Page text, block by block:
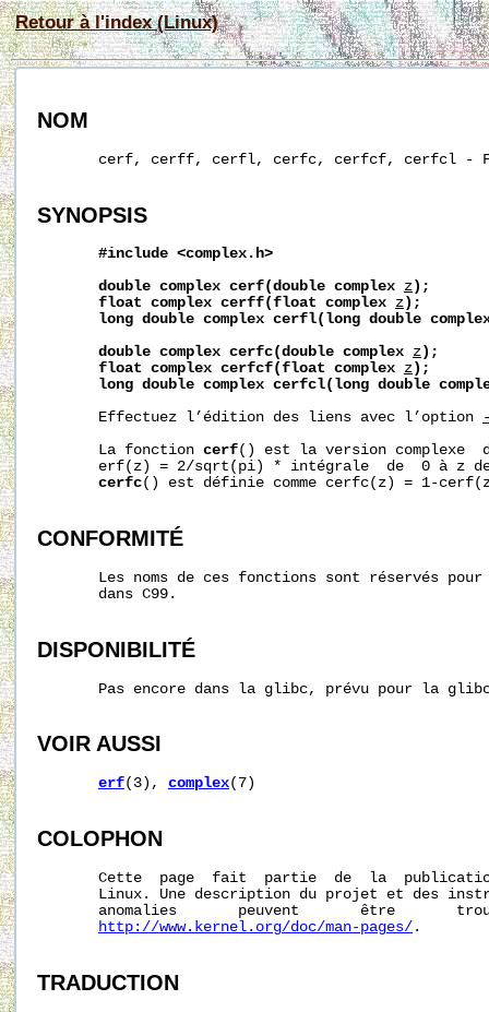
Retour à l'index (Linux)
NOM
cerf, cerff, cerfl, cerfc, cerfcf, cerfcl -
SYNOPSIS
#include <complex.h>
double complex cerf(double complex z );
float complex cerff(float complex z );
long double complex cerfl(long double
double complex cerfc(double complex z );
float complex cerfcf(float complex z );
long double complex cerfcl(long double
       Effectuez l’édition des liens avec l’option
       La fonction
cerf() est la version complexe
erf(z) = 2/sqrt(pi) * intégrale  de  0 à z
cerfc() est définie comme cerfc(z) = 1-
CONFORMITÉ
Les noms de ces fonctions sont réservés
       dans C99.
DISPONIBILITÉ
Pas encore dans la glibc, prévu pour la
VOIR AUSSI
erf(3), complex(7)
COLOPHON
Cette  page  fait  partie  de  la
Linux. Une description du projet et des
anomalies       peuvent       être
http://www.kernel.org/doc/man-pages/ .
TRADUCTION